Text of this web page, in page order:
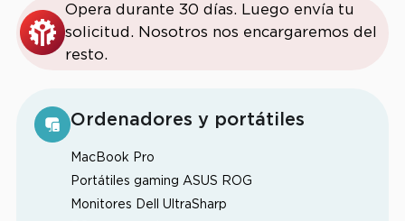
Opera durante 30 días. Luego envía tu
solicitud. Nosotros nos encargaremos del
resto.
Ordenadores y portátiles
MacBook Pro
Portátiles gaming ASUS ROG
Monitores Dell UltraSharp